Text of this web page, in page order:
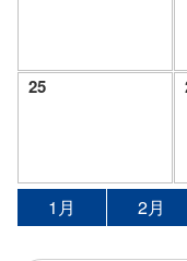
25
1月 2月